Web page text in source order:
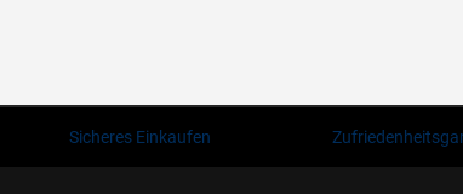
Sicheres Einkaufen